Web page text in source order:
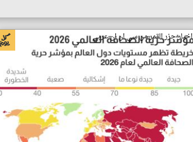
اخبار جزر القمر من سي ان ان عربي